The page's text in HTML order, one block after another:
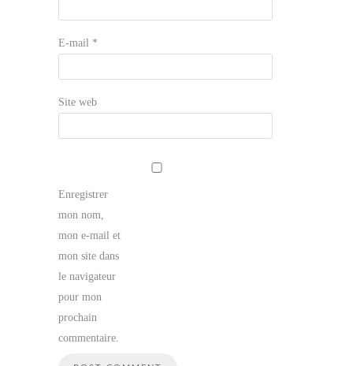
E-mail *
Site web
Enregistrer
mon nom,
mon e-mail et
mon site dans
le navigateur
pour mon
prochain
commentaire.